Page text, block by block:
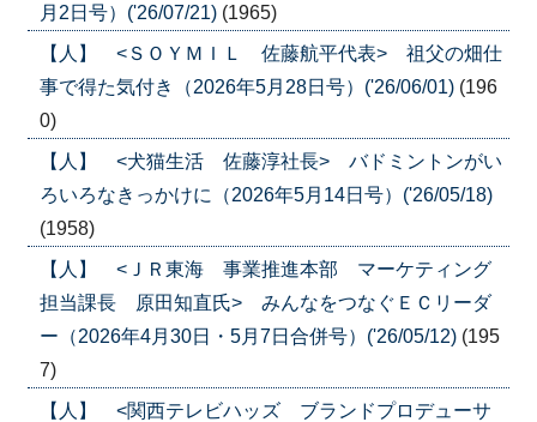
月2日号）('26/07/21) (1965)
【人】 <ＳＯＹＭＩＬ 佐藤航平代表> 祖父の畑仕
事で得た気付き（2026年5月28日号）('26/06/01) (196
0)
【人】 <犬猫生活 佐藤淳社長> バドミントンがい
ろいろなきっかけに（2026年5月14日号）('26/05/18)
(1958)
【人】 <ＪＲ東海 事業推進本部 マーケティング
担当課長 原田知直氏> みんなをつなぐＥＣリーダ
ー（2026年4月30日・5月7日合併号）('26/05/12) (195
7)
【人】 <関西テレビハッズ ブランドプロデューサ